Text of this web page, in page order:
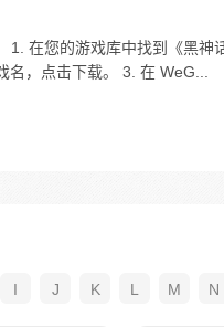
在您的游戏库中找到《黑神
，点击下载。 3. 在 WeG...
I J K L M N